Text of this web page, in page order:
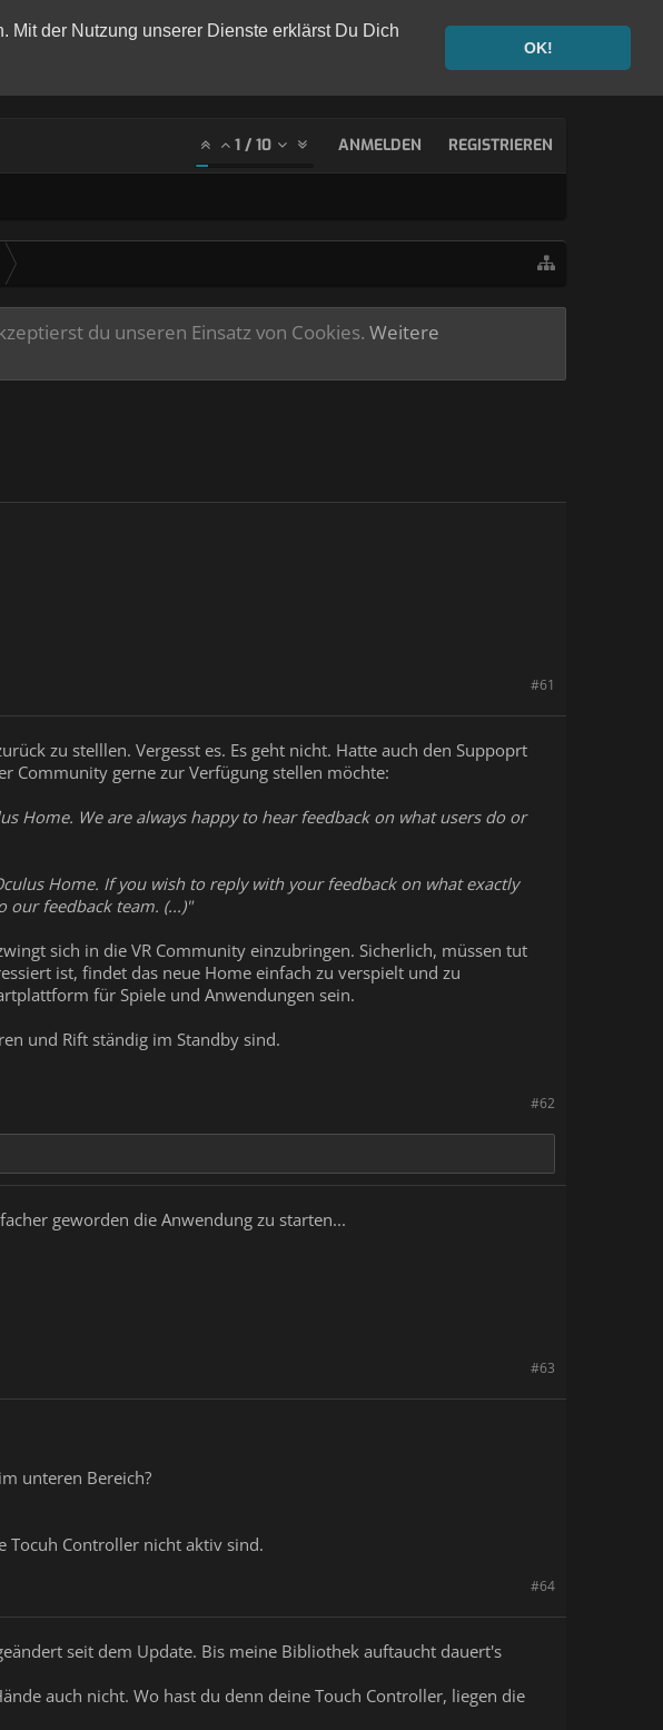
Mit der Nutzung unserer Dienste erklärst Du Dich
OK!
1 / 10 ANMELDEN REGISTRIEREN
du unseren Einsatz von Cookies. Weitere
#61
zu stelllen. Vergesst es. Es geht nicht. Hatte auch den Suppoprt
Community gerne zur Verfügung stellen möchte:
Home. We are always happy to hear feedback on what users do or
Home. If you wish to reply with your feedback on what exactly
our feedback team. (...)"
sich in die VR Community einzubringen. Sicherlich, müssen tut
ist, findet das neue Home einfach zu verspielt und zu
für Spiele und Anwendungen sein.
und Rift ständig im Standby sind.
#62
geworden die Anwendung zu starten...
#63
unteren Bereich?
Tocuh Controller nicht aktiv sind.
#64
seit dem Update. Bis meine Bibliothek auftaucht dauert's
auch nicht. Wo hast du denn deine Touch Controller, liegen die